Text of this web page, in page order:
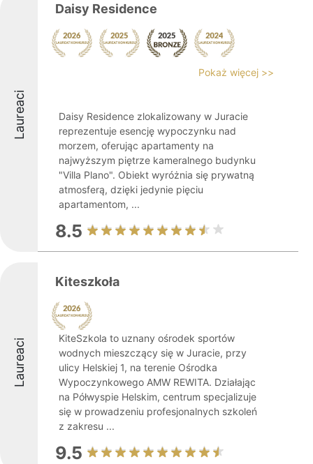
Laureaci
Daisy Residence
Pokaż więcej >>
Daisy Residence zlokalizowany w Juracie
reprezentuje esencję wypoczynku nad
morzem, oferując apartamenty na
najwyższym piętrze kameralnego budynku
"Villa Plano". Obiekt wyróżnia się prywatną
atmosferą, dzięki jedynie pięciu
apartamentom, ...
8.5
Laureaci
Kiteszkoła
KiteSzkola to uznany ośrodek sportów
wodnych mieszczący się w Juracie, przy
ulicy Helskiej 1, na terenie Ośrodka
Wypoczynkowego AMW REWITA. Działając
na Półwyspie Helskim, centrum specjalizuje
się w prowadzeniu profesjonalnych szkoleń
z zakresu ...
9.5